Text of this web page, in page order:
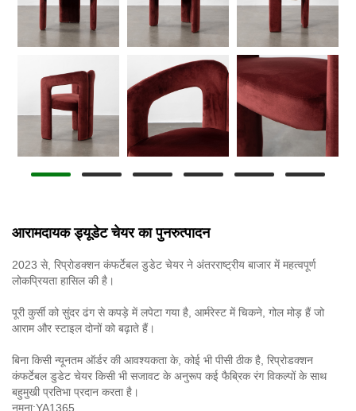
आरामदायक ड्यूडेट चेयर का पुनरुत्पादन
2023 से, रिप्रोडक्शन कंफर्टेबल डुडेट चेयर ने अंतरराष्ट्रीय बाजार में महत्वपूर्ण
लोकप्रियता हासिल की है।
पूरी कुर्सी को सुंदर ढंग से कपड़े में लपेटा गया है, आर्मरेस्ट में चिकने, गोल मोड़ हैं जो
आराम और स्टाइल दोनों को बढ़ाते हैं।
बिना किसी न्यूनतम ऑर्डर की आवश्यकता के, कोई भी पीसी ठीक है, रिप्रोडक्शन
कंफर्टेबल डुडेट चेयर किसी भी सजावट के अनुरूप कई फैब्रिक रंग विकल्पों के साथ
बहुमुखी प्रतिभा प्रदान करता है।
नमूना:YA1365